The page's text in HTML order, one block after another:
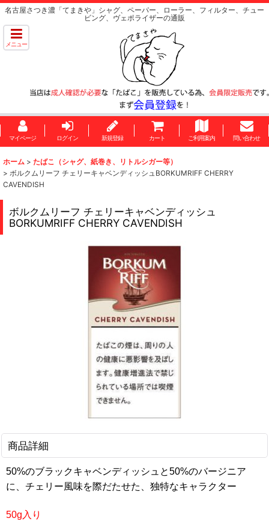
名古屋さつき濃「てまきや」シャグ、ペーパー、ローラー、フィルター、チュー
ビング、ヴェポライザーの通販
メニュー
マイページ ログイン 新規登録 カート ご利用案内 問い合わせ
ホーム > たばこ（シャグ、紙巻き、リトルシガー等）
> ボルクムリーフ チェリーキャベンディッシュBORKUMRIFF CHERRY
CAVENDISH
ボルクムリーフ チェリーキャベンディッシュ
BORKUMRIFF CHERRY CAVENDISH
商品詳細
50%のブラックキャベンディッ シュと50%のバージニア
に、チェ リー風味を際だたせた、独特なキャラクター
50g入り